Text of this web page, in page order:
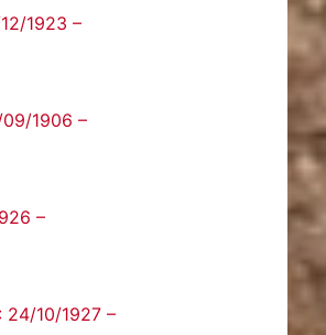
1923 –
1906 –
–
24/10/1927 –